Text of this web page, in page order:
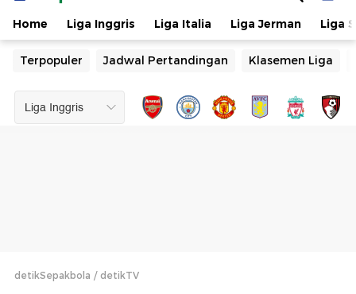
Home Liga Inggris Liga Italia Liga Jerman Liga
Terpopuler Jadwal Pertandingan Klasemen Liga
detikSepakbola detikTV